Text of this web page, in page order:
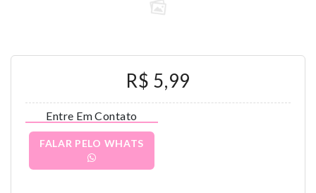
R$ 5,99
Entre Em Contato
FALAR PELO WHATS